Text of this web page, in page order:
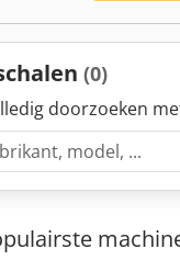
(0)
doorzoeken